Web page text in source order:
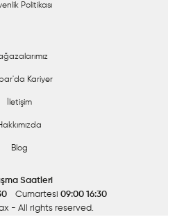
Politikası
Kariyer
İletişim
Blog
Saatleri
Cumartesi 09:00 16:30
- All rights reserved.